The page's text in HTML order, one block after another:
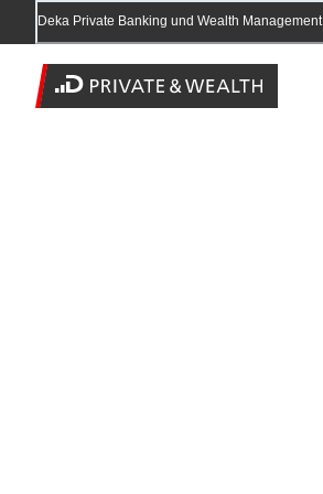
Deka Private Banking und Wealth Management